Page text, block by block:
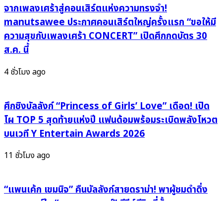
Now
You
See
Me:
Now
You
Don’t
เกิร์ล
กรุ๊ป
เจน
ใหม่
ที่
ใคร
ไม่
ได้!
จากเพลงเศร้าสู่คอนเสิร์ตแห่งความทรงจำ!
manutsawee ประกาศคอนเสิร์ตใหญ่ครั้งแรก “ขอให้มี
ความสุขกับเพลงเศร้า CONCERT” เปิดศึกกดบัตร 30
ส.ค. นี้
4 ชั่วโมง ago
ศึกชิงบัลลังก์ “Princess of Girls’ Love” เดือด! เปิด
โผ TOP 5 สุดท้ายแห่งปี แฟนด้อมพร้อมระเบิดพลังโหวต
บนเวที Y Entertain Awards 2026
11 ชั่วโมง ago
“แพนเค้ก เขมนิจ” คืนบัลลังก์สายดราม่า! พาผู้ชมดำดิ่ง